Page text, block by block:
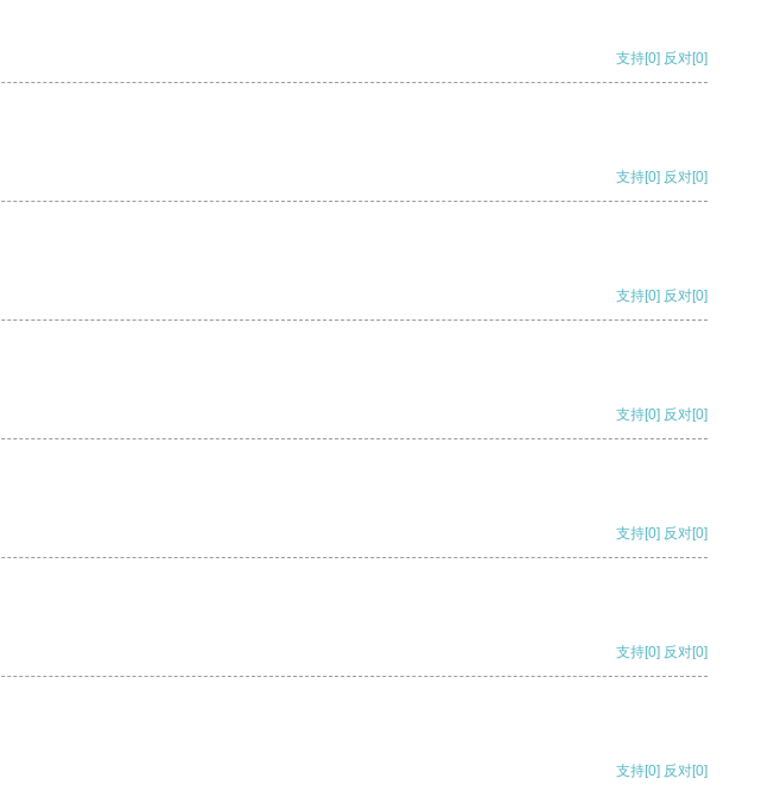
支持[0] 反对[0]
支持[0] 反对[0]
支持[0] 反对[0]
支持[0] 反对[0]
支持[0] 反对[0]
支持[0] 反对[0]
支持[0] 反对[0]